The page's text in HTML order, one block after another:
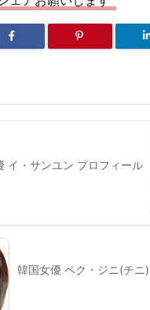
イ・サンユン プロフィール
韓国女優 ペク・ジニ(チニ